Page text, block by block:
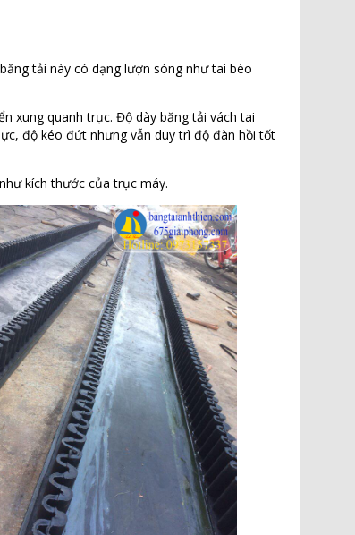
tải này có dạng lượn sóng như tai bèo
xung quanh trục. Độ dày băng tải vách tai
độ kéo đứt nhưng vẫn duy trì độ đàn hồi tốt
kích thước của trục máy.